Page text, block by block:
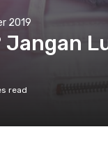
2019
read